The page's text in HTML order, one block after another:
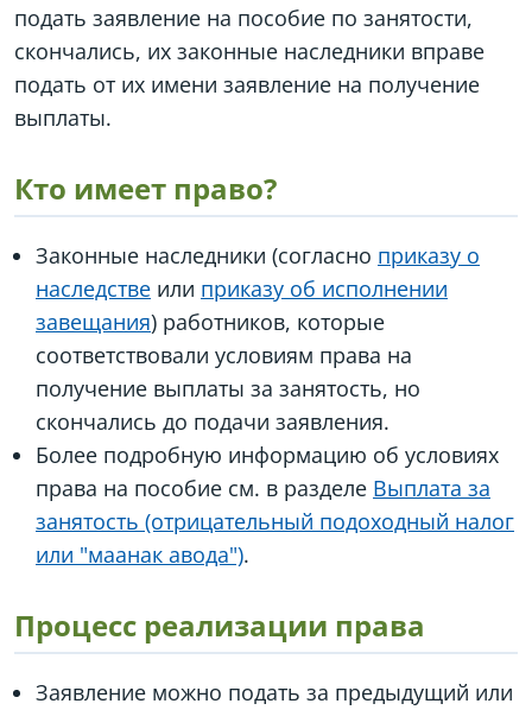
подать заявление на пособие по занятости,
скончались, их законные наследники вправе
подать от их имени заявление на получение
выплаты.
Кто имеет право?
Законные наследники (согласно приказу о
наследстве или приказу об исполнении
завещания) работников, которые
соответствовали условиям права на
получение выплаты за занятость, но
скончались до подачи заявления.
Более подробную информацию об условиях
права на пособие см. в разделе Выплата за
занятость (отрицательный подоходный налог
или "маанак авода").
Процесс реализации права
Заявление можно подать за предыдущий или